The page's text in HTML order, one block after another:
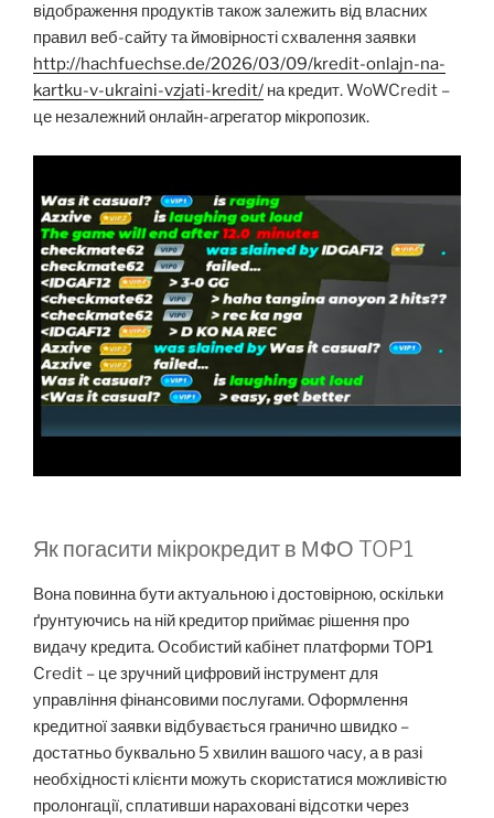
відображення продуктів також залежить від власних
правил веб-сайту та ймовірності схвалення заявки
http://hachfuechse.de/2026/03/09/kredit-onlajn-na-
kartku-v-ukraini-vzjati-kredit/ на кредит. WoWCredit –
це незалежний онлайн-агрегатор мікропозик.
Як погасити мікрокредит в МФО TOP1
Вона повинна бути актуальною і достовірною, оскільки
ґрунтуючись на ній кредитор приймає рішення про
видачу кредита. Особистий кабінет платформи TOP1
Credit – це зручний цифровий інструмент для
управління фінансовими послугами. Оформлення
кредитної заявки відбувається гранично швидко –
достатньо буквально 5 хвилин вашого часу, а в разі
необхідності клієнти можуть скористатися можливістю
пролонгації, сплативши нараховані відсотки через